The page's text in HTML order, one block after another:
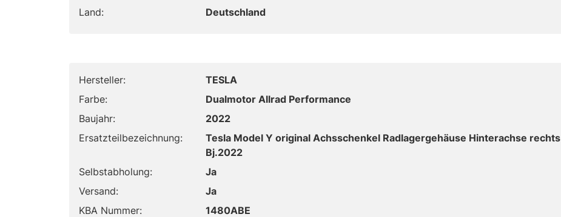
Land:
Deutschland
Hersteller:
TESLA
Farbe:
Dualmotor Allrad Performance
Baujahr:
2022
Ersatzteilbezeichnung:
Tesla Model Y original Achsschenkel Radlagergehäuse Hinterachse rechts
Bj.2022
Selbstabholung:
Ja
Versand:
Ja
KBA Nummer:
1480ABE